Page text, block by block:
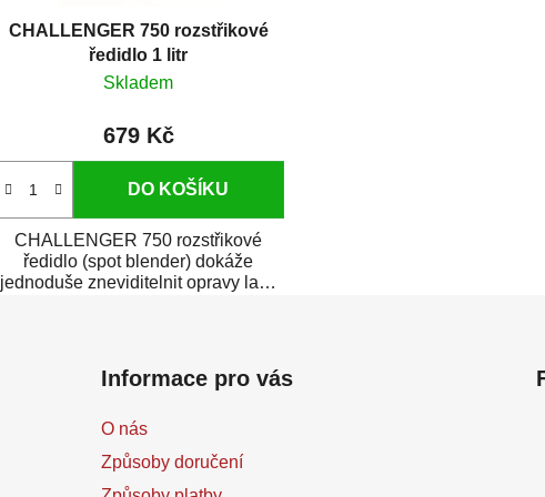
CHALLENGER 750 rozstřikové
ředidlo 1 litr
Skladem
679 Kč
DO KOŠÍKU
CHALLENGER 750 rozstřikové
ředidlo (spot blender) dokáže
jednoduše zneviditelnit opravy laku
Informace pro vás
O nás
Způsoby doručení